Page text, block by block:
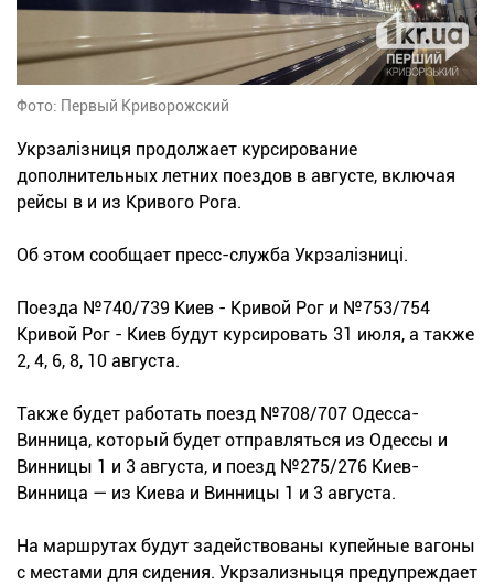
Фото: Первый Криворожский
Укрзалізниця продолжает курсирование
дополнительных летних поездов в августе, включая
рейсы в и из Кривого Рога.
Об этом сообщает пресс-служба Укрзалізниці.
Поезда №740/739 Киев - Кривой Рог и №753/754
Кривой Рог - Киев будут курсировать 31 июля, а также
2, 4, 6, 8, 10 августа.
Также будет работать поезд №708/707 Одесса-
Винница, который будет отправляться из Одессы и
Винницы 1 и 3 августа, и поезд №275/276 Киев-
Винница — из Киева и Винницы 1 и 3 августа.
На маршрутах будут задействованы купейные вагоны
с местами для сидения. Укрзализныця предупреждает